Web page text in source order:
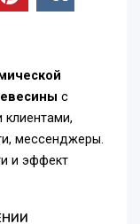
с
мессенджеры.
и эффект